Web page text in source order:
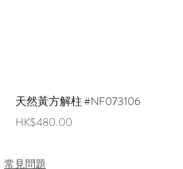
天然黃方解柱 #NF073106
價格
HK$480.00
常見問題